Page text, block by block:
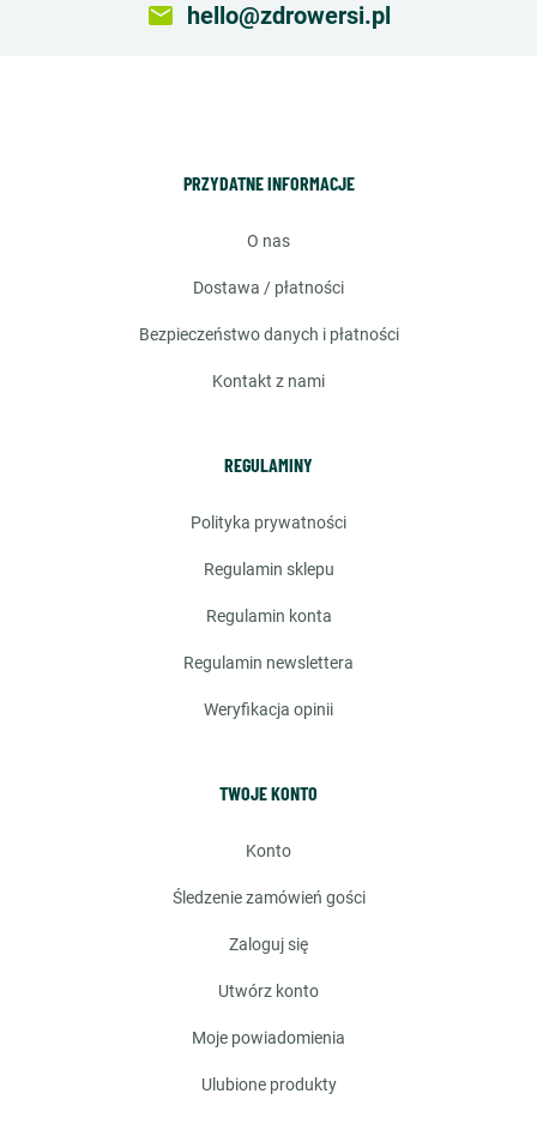
email hello@zdrowersi.pl
PRZYDATNE INFORMACJE
o nas
dostawa / płatności
bezpieczeństwo danych i płatności
kontakt z nami
REGULAMINY
polityka prywatności
regulamin sklepu
regulamin konta
regulamin newslettera
weryfikacja opinii
TWOJE KONTO
konto
śledzenie zamówień gości
zaloguj się
utwórz konto
moje powiadomienia
ulubione produkty